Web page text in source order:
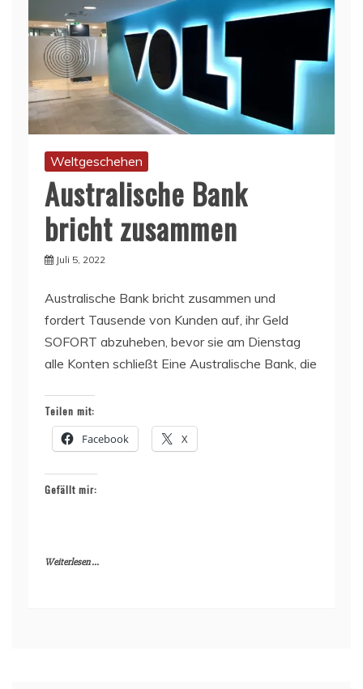
Weltgeschehen
Australische Bank
bricht zusammen
Juli 5, 2022
Australische Bank bricht zusammen und
fordert Tausende von Kunden auf, ihr Geld
SOFORT abzuheben, bevor sie am Dienstag
alle Konten schließt Eine Australische Bank, die
Teilen mit:
Facebook X
Gefällt mir:
Weiterlesen ...